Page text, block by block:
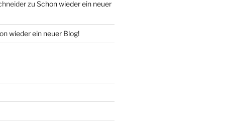
zu Schon wieder ein neuer
wieder ein neuer Blog!